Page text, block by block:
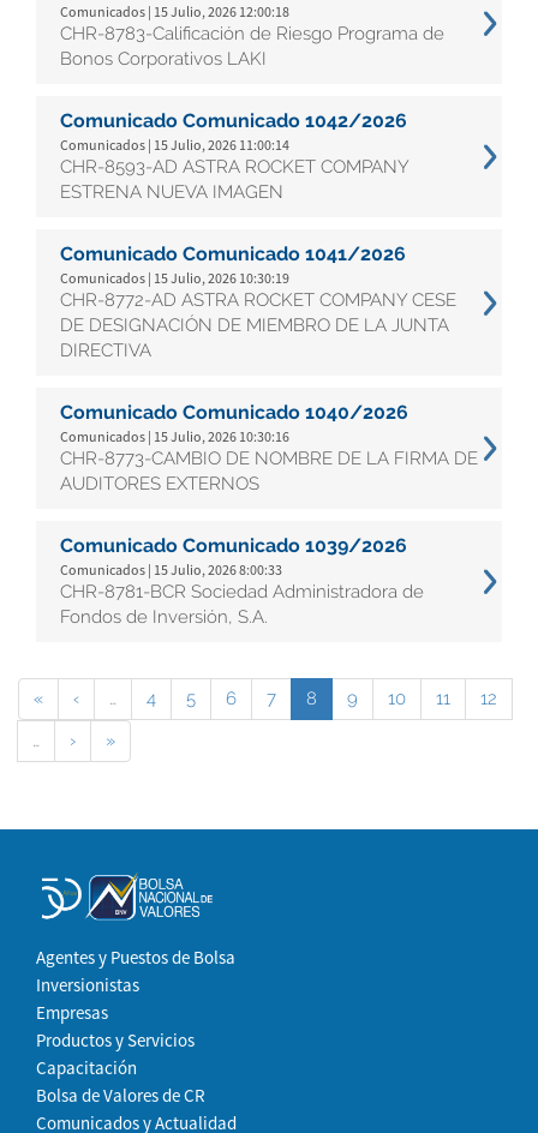
Comunicados | 15 Julio, 2026 12:00:18
CHR-8783-Calificación de Riesgo Programa de
Bonos Corporativos LAKI
Comunicado Comunicado 1042/2026
Comunicados | 15 Julio, 2026 11:00:14
CHR-8593-AD ASTRA ROCKET COMPANY
ESTRENA NUEVA IMAGEN
Comunicado Comunicado 1041/2026
Comunicados | 15 Julio, 2026 10:30:19
CHR-8772-AD ASTRA ROCKET COMPANY CESE
DE DESIGNACIÓN DE MIEMBRO DE LA JUNTA
DIRECTIVA
Comunicado Comunicado 1040/2026
Comunicados | 15 Julio, 2026 10:30:16
CHR-8773-CAMBIO DE NOMBRE DE LA FIRMA DE
AUDITORES EXTERNOS
Comunicado Comunicado 1039/2026
Comunicados | 15 Julio, 2026 8:00:33
CHR-8781-BCR Sociedad Administradora de
Fondos de Inversión, S.A.
« ‹ … 4 5 6 7 8 9 10 11
12
…
› »
Agentes y Puestos de Bolsa
Inversionistas
Empresas
Productos y Servicios
Capacitación
Bolsa de Valores de CR
Comunicados y Actualidad